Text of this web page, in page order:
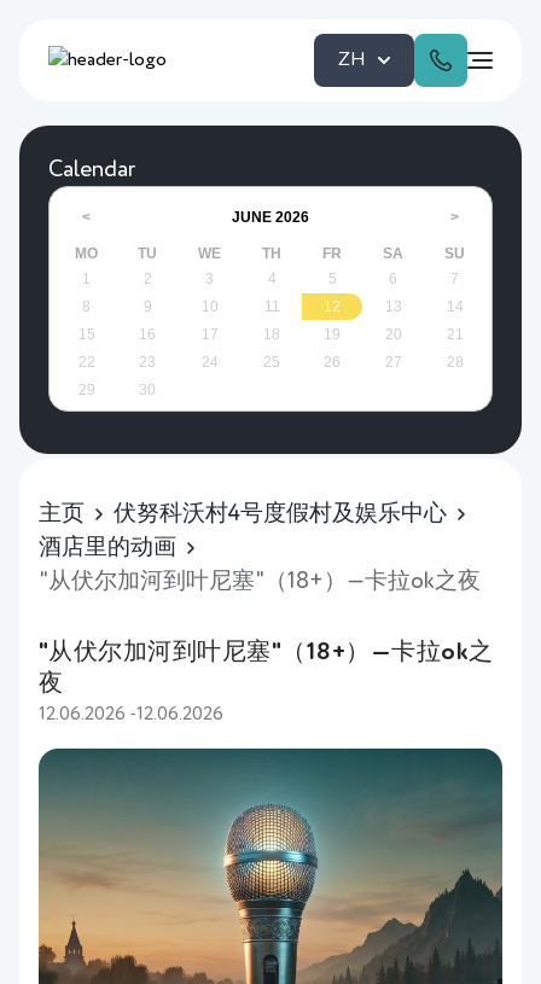
ZH
Calendar
< JUNE 2026 >
MO TU WE TH FR SA
SU
1
2 3 4 5 6
7
8
9 10 11 12 13
14
15
16 17 18 19 20
21
22
23 24 25 26 27
28
29
30
主页
伏努科沃村4号度假村及娱乐中心
酒店里的动画
"从伏尔加河到叶尼塞"（18+）—卡拉ok之夜
"从伏尔加河到叶尼塞"（18+）—卡拉ok之
夜
12.06.2026 -12.06.2026